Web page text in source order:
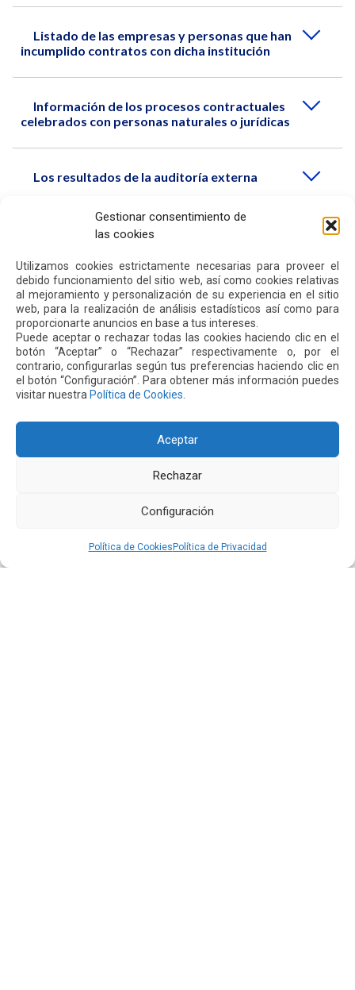
Gestionar consentimiento de
las cookies
Utilizamos cookies estrictamente necesarias para proveer el
debido funcionamiento del sitio web, así como cookies relativas
al mejoramiento y personalización de su experiencia en el sitio
web, para la realización de análisis estadísticos así como para
proporcionarte anuncios en base a tus intereses.
Puede aceptar o rechazar todas las cookies haciendo clic en el
botón “Aceptar” o “Rechazar” respectivamente o, por el
contrario, configurarlas según tus preferencias haciendo clic en
el botón “Configuración”. Para obtener más información puedes
visitar nuestra Política de Cookies
Aceptar
Rechazar
Configuración
Política de Cookies Política de Privacidad
Listado de las empresas y personas que han
incumplido contratos con dicha institución
Información de los procesos contractuales
celebrados con personas naturales o jurídicas
Los resultados de la auditoría externa
Información total sobre el presupuesto anual
Se publican formularios o formatos
Texto íntegro de todos los contratos colectivos
vigentes en la institución, así como sus anexos y
reformas.
La remuneración mensual
Directorio completo de la institución.